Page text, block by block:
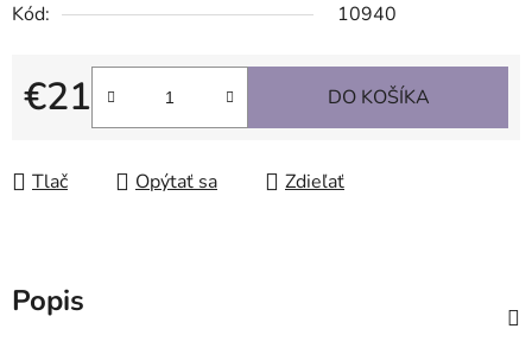
Kód:
10940
€21
Jednotková cena:
DO KOŠÍKA
Tlač Opýtať sa Zdieľať
Popis